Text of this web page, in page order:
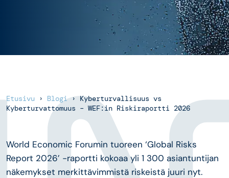
Etusivu › Blogi›Kyberturvallisuus vs
Kyberturvattomuus – WEF:in Riskiraportti 2026
World Economic Forumin tuoreen ‘Global Risks
Report 2026’ -raportti kokoaa yli 1 300 asiantuntijan
näkemykset merkittävimmistä riskeistä juuri nyt.